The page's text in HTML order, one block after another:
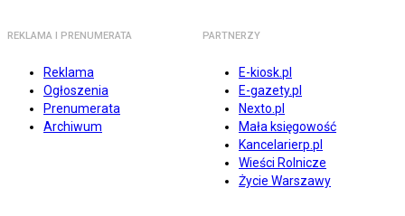
REKLAMA I PRENUMERATA
Reklama
Ogłoszenia
Prenumerata
Archiwum
PARTNERZY
E-kiosk.pl
E-gazety.pl
Nexto.pl
Mała księgowość
Kancelarierp.pl
Wieści Rolnicze
Życie Warszawy